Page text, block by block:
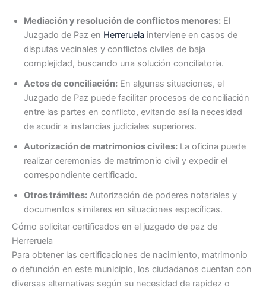
Mediación y resolución de conflictos menores: El
Juzgado de Paz en Herreruela interviene en casos de
disputas vecinales y conflictos civiles de baja
complejidad, buscando una solución conciliatoria.
Actos de conciliación: En algunas situaciones, el
Juzgado de Paz puede facilitar procesos de conciliación
entre las partes en conflicto, evitando así la necesidad
de acudir a instancias judiciales superiores.
Autorización de matrimonios civiles: La oficina puede
realizar ceremonias de matrimonio civil y expedir el
correspondiente certificado.
Otros trámites: Autorización de poderes notariales y
documentos similares en situaciones específicas.
Cómo solicitar certificados en el juzgado de paz de
Herreruela
Para obtener las certificaciones de nacimiento, matrimonio
o defunción en este municipio, los ciudadanos cuentan con
diversas alternativas según su necesidad de rapidez o